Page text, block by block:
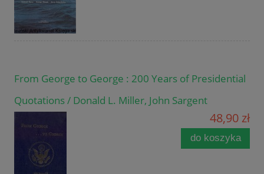
From George to George : 200 Years of Presidential
Quotations / Donald L. Miller, John Sargent
48,90 zł
do koszyka